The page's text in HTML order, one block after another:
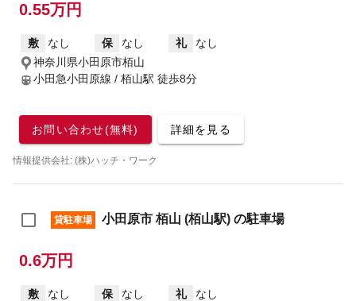
0.55万円
敷 なし 保 なし 礼
なし
神奈川県小田原市栢山
小田急小田原線 / 栢山駅 徒歩8分
お問い合わせ(無料) 詳細を見る
情報提供会社: (株)ハッチ・ワーク
貸駐車場 小田原市 栢山 (栢山駅) の駐車場
0.6万円
敷 なし 保 なし 礼
なし